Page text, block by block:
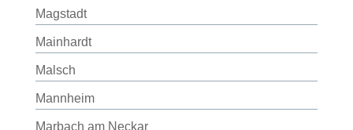
Magstadt
Mainhardt
Malsch
Mannheim
Marbach am Neckar